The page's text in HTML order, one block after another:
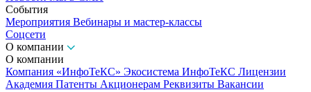
События
Мероприятия Вебинары и мастер-классы
Соцсети
О компании
О компании
Компания «ИнфоТеКС» Экосистема ИнфоТеКС Лицензии
Академия Патенты Акционерам Реквизиты Вакансии